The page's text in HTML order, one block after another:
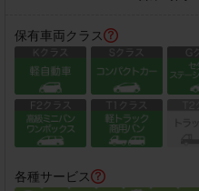
保有車両クラス
各種サービス